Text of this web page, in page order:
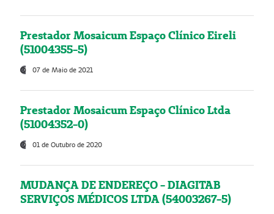
Prestador Mosaicum Espaço Clínico Eireli
(51004355-5)
07 de Maio de 2021
Prestador Mosaicum Espaço Clínico Ltda
(51004352-0)
01 de Outubro de 2020
MUDANÇA DE ENDEREÇO - DIAGITAB
SERVIÇOS MÉDICOS LTDA (54003267-5)